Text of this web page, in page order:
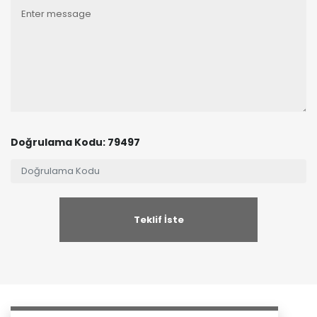
Doğrulama Kodu: 79497